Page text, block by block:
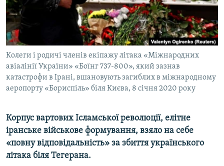
ПОДКАСТИ
КРИМ РЕАЛІЇ
РУС
УКР
КТАТ
Колеги і родичі членів екіпажу літака «Міжнародних
авіалінії України» «Боїнг 737-800», який зазнав
катастрофи в Ірані, вшановують загиблих в міжнародному
аеропорту «Бориспіль» біля Києва, 8 січня 2020 року
Корпус вартових Ісламської революції, елітне
іранське військове формування, взяло на себе
«повну відповідальність» за збиття українського
літака біля Тегерана.